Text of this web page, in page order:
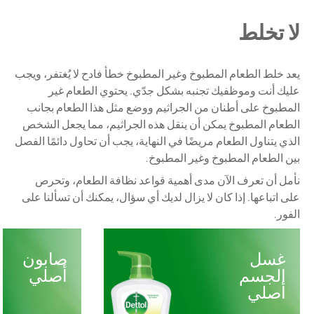
لا تخلط
يعد خلط الطعام المطبوخ وغير المطبوخ خطأ فادح لا يُغتفر، ويجب
عليك أنت وموظفيك تجنبه بشكل جدّي. يحتوي الطعام غير
المطبوخ على أطنان من الجراثيم ووضع مثل هذا الطعام بجانب
الطعام المطبوخ يمكن أن ينقل هذه الجراثيم، مما يجعل الشخص
الذي يتناول الطعام مريضًا في النهاية، يجب أن تحاول دائمًا الفصل
بين الطعام المطبوخ وغير المطبوخ.
نأمل أن تعرف الآن مدى أهمية قواعد نظافة الطعام، وتحرص
على اتباعها. إذا كان لا يزال لديك أي سؤال، يمكنك أن تسألنا على
الفور .
غسل
الجسم
أصلي
صابون
أصلي